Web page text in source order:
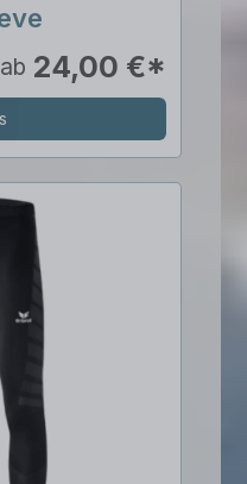
ab 24,00 €*